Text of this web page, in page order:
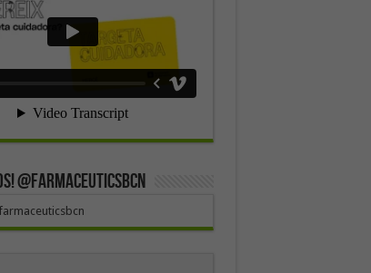
@farmaceuticsbcn